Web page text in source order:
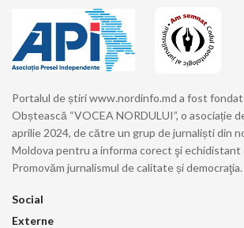
Portalul de știri www.nordinfo.md a fost fondat
Obștească “VOCEA NORDULUI”, o asociație
aprilie 2024, de către un grup de jurnaliști din
Moldova pentru a informa corect şi echidistant
Promovăm jurnalismul de calitate și democraţia.
Social
Externe